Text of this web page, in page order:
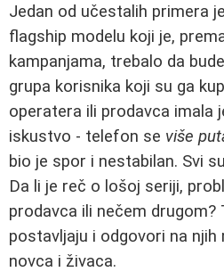
Jedan od učestalih primera
flagship modelu koji je,
kampanjama, trebalo da
grupa korisnika koji su ga
operatera ili prodavca imala
iskustvo - telefon se više
bio je spor i nestabilan. Svi
Da li je reč o lošoj seriji,
prodavca ili nečem
postavljaju i odgovori na
novca i živaca.